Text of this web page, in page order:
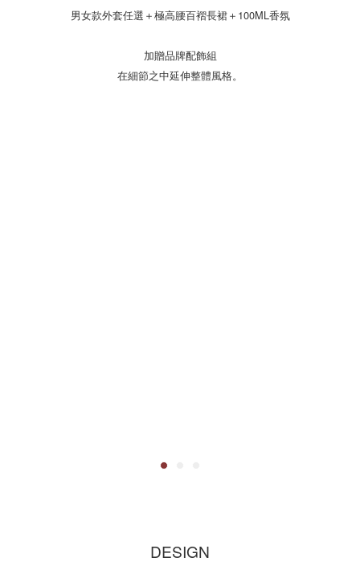
男女款外套任選＋極高腰百褶長裙＋100ML香氛
加贈品牌配飾組
在細節之中延伸整體風格。
DESIGN